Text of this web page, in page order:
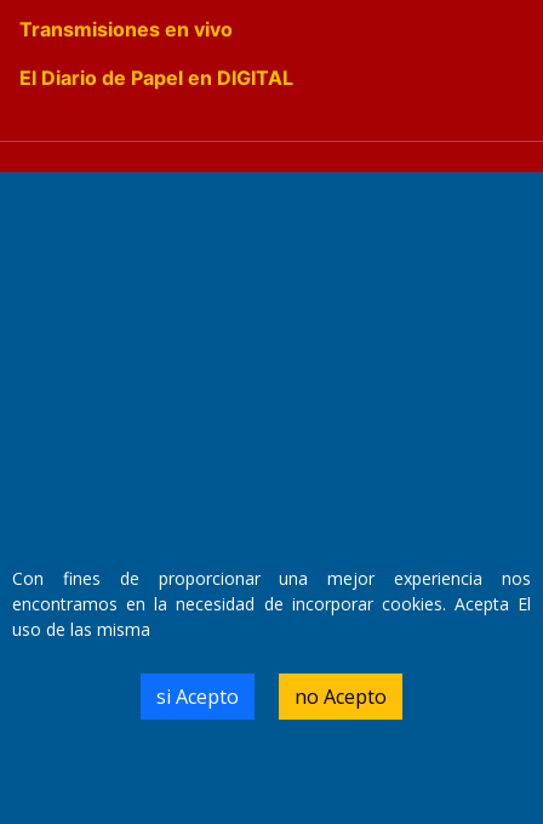
Transmisiones en vivo
El Diario de Papel en DIGITAL
Domicilio Legal: José Ingenieros 855,
Número de Registro DNDA:
RL-2019-55551274-APN-DNDA#MJ
Con fines de proporcionar una mejor experiencia nos
encontramos en la necesidad de incorporar cookies. Acepta El
uso de las misma
si Acepto no Acepto